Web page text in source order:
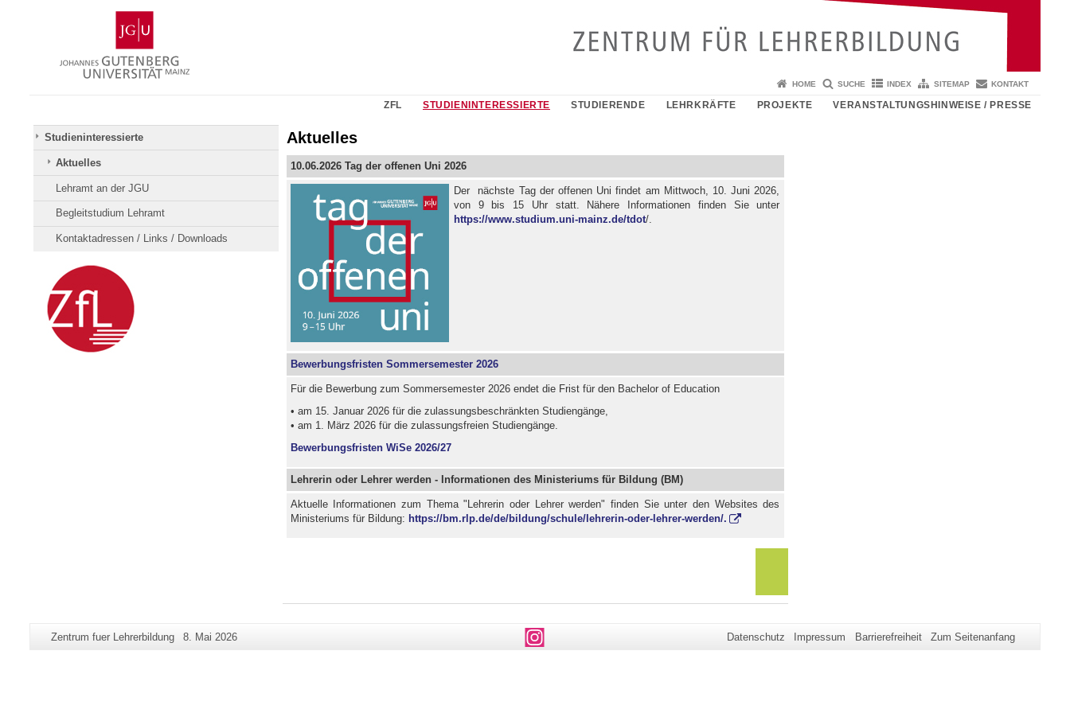
Gutenberg-
Universität
Mainz
HOME SUCHE INDEX SITEMAP KONTAKT
ZFL STUDIENINTERESSIERTE STUDIERENDE LEHRKRÄFTE PROJEKTE VERANSTALTUNGSHINWEISE / PRESSE
Studieninteressierte
Aktuelles
Lehramt an der JGU
Begleitstudium Lehramt
Kontaktadressen / Links / Downloads
Aktuelles
10.06.2026 Tag der offenen Uni 2026
Der nächste Tag der offenen Uni findet am Mittwoch, 10. Juni 2026,
von 9 bis 15 Uhr statt. Nähere Informationen finden Sie unter
https://www.studium.uni-mainz.de/tdot/.
Bewerbungsfristen Sommersemester 2026
Für die Bewerbung zum Sommersemester 2026 endet die Frist für den Bachelor of Education
• am 15. Januar 2026 für die zulassungsbeschränkten Studiengänge,
• am 1. März 2026 für die zulassungsfreien Studiengänge.
Bewerbungsfristen WiSe 2026/27
Lehrerin oder Lehrer werden - Informationen des Ministeriums für Bildung (BM)
Aktuelle Informationen zum Thema "Lehrerin oder Lehrer werden" finden Sie unter den Websites des
Ministeriums für Bildung: https://bm.rlp.de/de/bildung/schule/lehrerin-oder-lehrer-werden/.
Zusätzliche
Seiten-
Zentrum fuer Lehrerbildung
Letzte
8. Mai 2026 Instagram Datenschutz Impressum Barrierefreiheit Zum Seitenanfang